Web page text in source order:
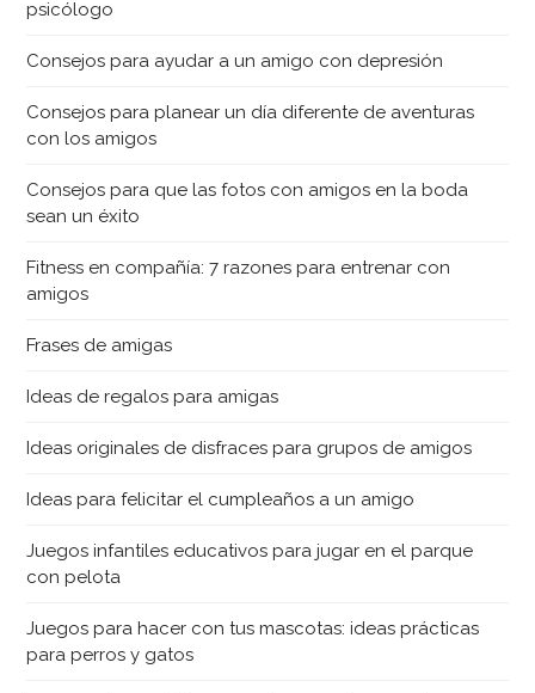
psicólogo
Consejos para ayudar a un amigo con depresión
Consejos para planear un día diferente de aventuras
con los amigos
Consejos para que las fotos con amigos en la boda
sean un éxito
Fitness en compañía: 7 razones para entrenar con
amigos
Frases de amigas
Ideas de regalos para amigas
Ideas originales de disfraces para grupos de amigos
Ideas para felicitar el cumpleaños a un amigo
Juegos infantiles educativos para jugar en el parque
con pelota
Juegos para hacer con tus mascotas: ideas prácticas
para perros y gatos